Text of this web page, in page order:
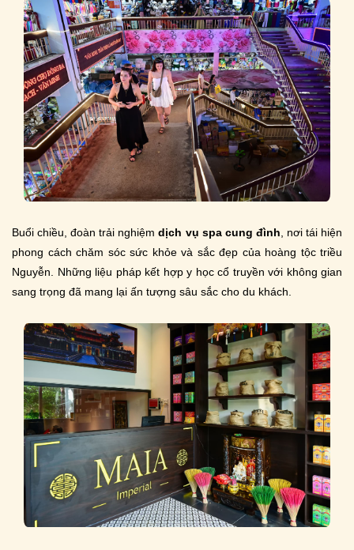
Buổi chiều, đoàn trải nghiệmdịch vụ spa cung đình , nơi tái hiện
phong cách chăm sóc sức khỏe và sắc đẹp của hoàng tộc triều
Nguyễn. Những liệu pháp kết hợp y học cổ truyền với không gian
sang trọng đã mang lại ấn tượng sâu sắc cho du khách.